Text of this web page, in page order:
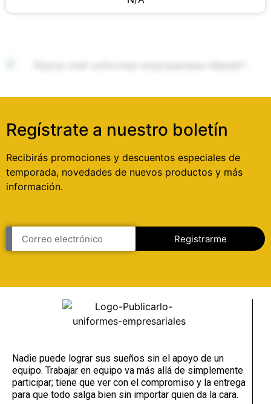
Regístrate a nuestro boletín
Recibirás promociones y descuentos especiales de
temporada, novedades de nuevos productos y más
información.
Registrarme
Nadie puede lograr sus sueños sin el apoyo de un
equipo. Trabajar en equipo va más allá de simplemente
participar; tiene que ver con el compromiso y la entrega
para que todo salga bien sin importar quien da la cara.